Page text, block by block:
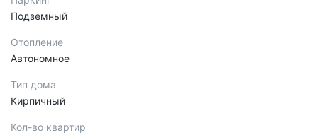
Подземный
Отопление
Автономное
Тип дома
Кирпичный
Кол-во квартир